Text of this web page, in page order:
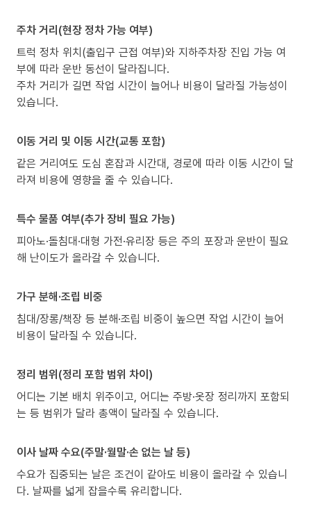
주차 거리(현장 정차 가능 여부)
트럭 정차 위치(출입구 근접 여부)와 지하주차장 진입 가능 여
부에 따라 운반 동선이 달라집니다.
주차 거리가 길면 작업 시간이 늘어나 비용이 달라질 가능성이
있습니다.
이동 거리 및 이동 시간(교통 포함)
같은 거리여도 도심 혼잡과 시간대, 경로에 따라 이동 시간이 달
라져 비용에 영향을 줄 수 있습니다.
특수 물품 여부(추가 장비 필요 가능)
피아노·돌침대·대형 가전·유리장 등은 주의 포장과 운반이 필요
해 난이도가 올라갈 수 있습니다.
가구 분해·조립 비중
침대/장롱/책장 등 분해·조립 비중이 높으면 작업 시간이 늘어
비용이 달라질 수 있습니다.
정리 범위(정리 포함 범위 차이)
어디는 기본 배치 위주이고, 어디는 주방·옷장 정리까지 포함되
는 등 범위가 달라 총액이 달라질 수 있습니다.
이사 날짜 수요(주말·월말·손 없는 날 등)
수요가 집중되는 날은 조건이 같아도 비용이 올라갈 수 있습니
다. 날짜를 넓게 잡을수록 유리합니다.